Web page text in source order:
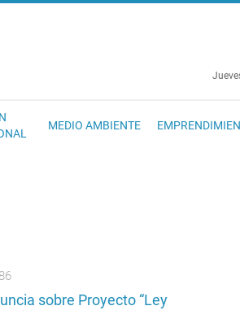
MEDIO AMBIENTE
sobre Proyecto “Ley